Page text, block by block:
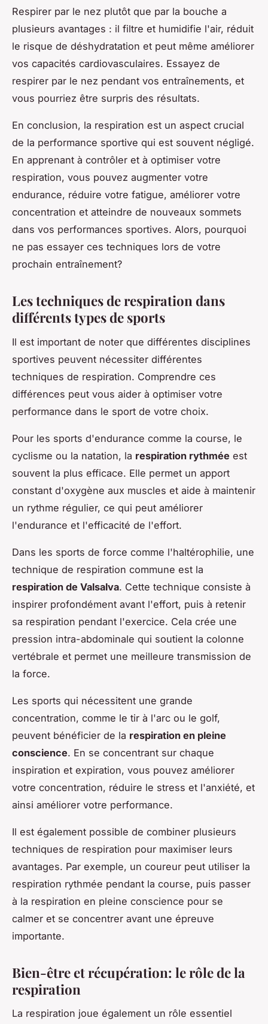
Respirer par le nez plutôt que par la bouche a
plusieurs avantages : il filtre et humidifie l'air, réduit
le risque de déshydratation et peut même améliorer
vos capacités cardiovasculaires. Essayez de
respirer par le nez pendant vos entraînements, et
vous pourriez être surpris des résultats.
En conclusion, la respiration est un aspect crucial
de la performance sportive qui est souvent négligé.
En apprenant à contrôler et à optimiser votre
respiration, vous pouvez augmenter votre
endurance, réduire votre fatigue, améliorer votre
concentration et atteindre de nouveaux sommets
dans vos performances sportives. Alors, pourquoi
ne pas essayer ces techniques lors de votre
prochain entraînement?
Les techniques de respiration dans
différents types de sports
Il est important de noter que différentes disciplines
sportives peuvent nécessiter différentes
techniques de respiration. Comprendre ces
différences peut vous aider à optimiser votre
performance dans le sport de votre choix.
Pour les sports d'endurance comme la course, le
cyclisme ou la natation, la respiration rythmée est
souvent la plus efficace. Elle permet un apport
constant d'oxygène aux muscles et aide à maintenir
un rythme régulier, ce qui peut améliorer
l'endurance et l'efficacité de l'effort.
Dans les sports de force comme l'haltérophilie, une
technique de respiration commune est la
respiration de Valsalva. Cette technique consiste à
inspirer profondément avant l'effort, puis à retenir
sa respiration pendant l'exercice. Cela crée une
pression intra-abdominale qui soutient la colonne
vertébrale et permet une meilleure transmission de
la force.
Les sports qui nécessitent une grande
concentration, comme le tir à l'arc ou le golf,
peuvent bénéficier de la respiration en pleine
conscience. En se concentrant sur chaque
inspiration et expiration, vous pouvez améliorer
votre concentration, réduire le stress et l'anxiété, et
ainsi améliorer votre performance.
Il est également possible de combiner plusieurs
techniques de respiration pour maximiser leurs
avantages. Par exemple, un coureur peut utiliser la
respiration rythmée pendant la course, puis passer
à la respiration en pleine conscience pour se
calmer et se concentrer avant une épreuve
importante.
Bien-être et récupération: le rôle de la
respiration
La respiration joue également un rôle essentiel